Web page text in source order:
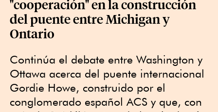
"cooperación" en la construcción
del puente entre Michigan y
Ontario
Continúa el debate entre Washington y
Ottawa acerca del puente internacional
Gordie Howe, construido por el
conglomerado español ACS y que, con